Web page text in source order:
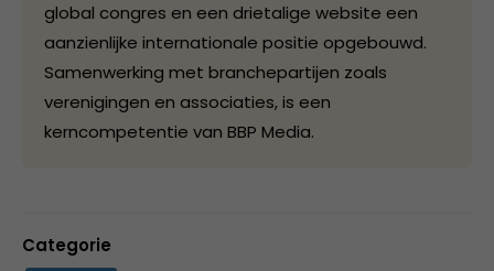
global congres en een drietalige website een
aanzienlijke internationale positie opgebouwd.
Samenwerking met branchepartijen zoals
verenigingen en associaties, is een
kerncompetentie van BBP Media.
Categorie